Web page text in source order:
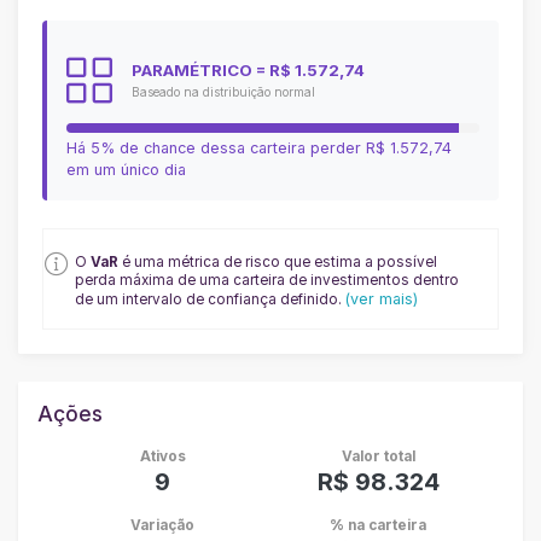
PARAMÉTRICO = R$ 1.572,74
Baseado na distribuição normal
Há 5% de chance dessa carteira perderR$ 1.572,74
em um único dia
OVaR é uma métrica de risco que estima a possível
perda máxima de uma carteira de investimentos dentro
de um intervalo de confiança definido.(ver mais)
Ações
Ativos
9
Valor total
R$ 98.324
Variação % na carteira